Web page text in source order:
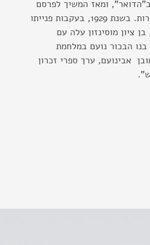
ומאז המשיך לפרסם
שירים, סיפורים, מסות וביקורות. בשנת 1929, בעקבות פנייתו
ציון מוסינזון עלה עם
הבכור נועם במלחמת
אבינועם, ערך ספרי זכרון